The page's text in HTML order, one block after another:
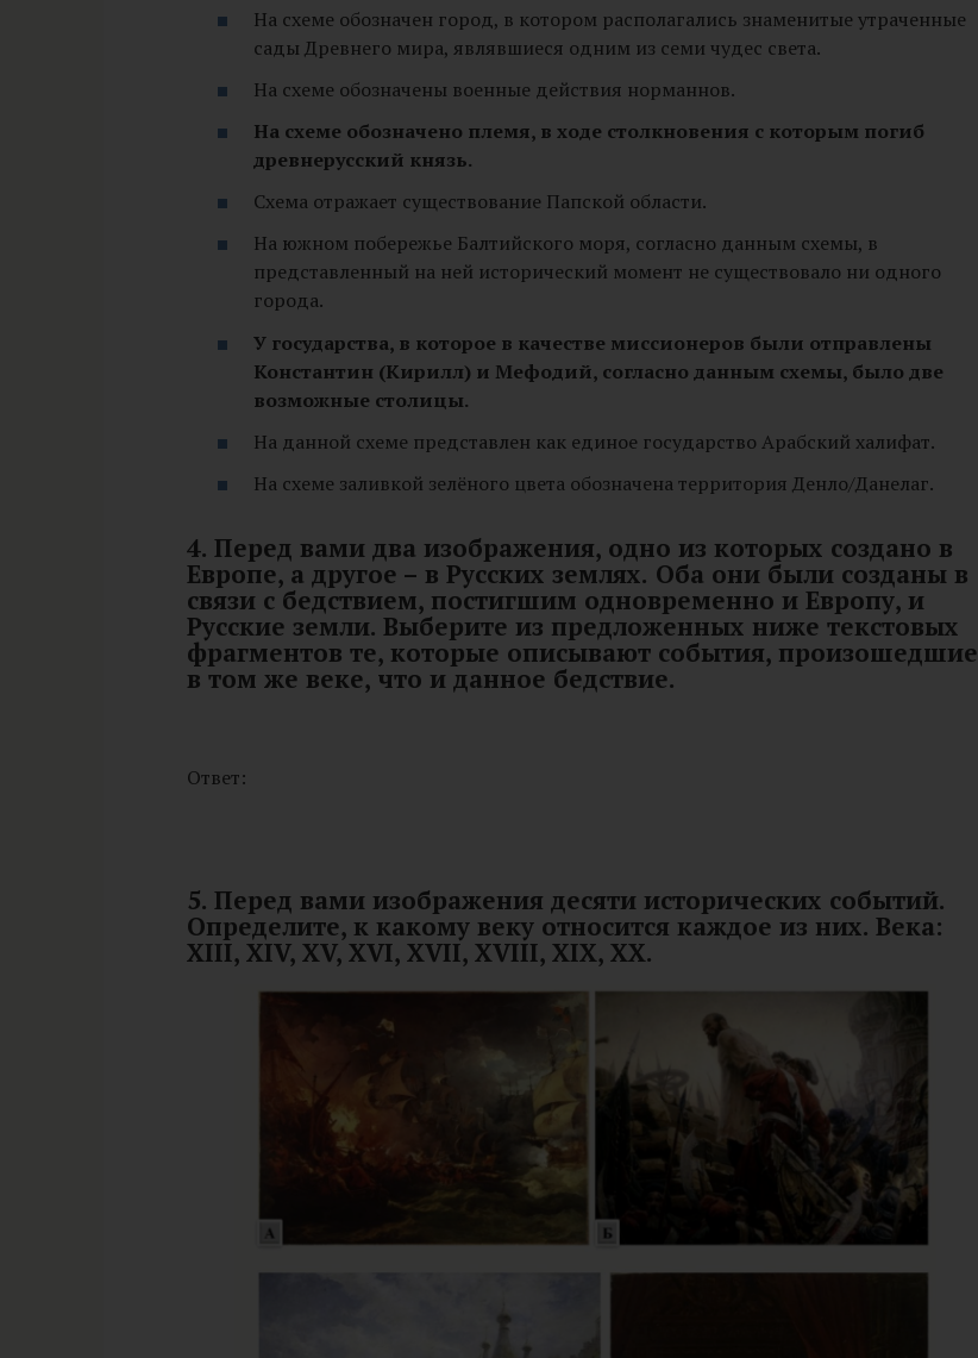
На схеме обозначен город, в котором располагались знаменитые утраченные
сады Древнего мира, являвшиеся одним из семи чудес света.
На схеме обозначены военные действия норманнов.
На схеме обозначено племя, в ходе столкновения с которым погиб
древнерусский князь.
Схема отражает существование Папской области.
На южном побережье Балтийского моря, согласно данным схемы, в
представленный на ней исторический момент не существовало ни одного
города.
У государства, в которое в качестве миссионеров были отправлены
Константин (Кирилл) и Мефодий, согласно данным схемы, было две
возможные столицы.
На данной схеме представлен как единое государство Арабский халифат.
На схеме заливкой зелёного цвета обозначена территория Денло/Данелаг.
4. Перед вами два изображения, одно из которых создано в
Европе, а другое – в Русских землях. Оба они были созданы в
связи с бедствием, постигшим одновременно и Европу, и
Русские земли. Выберите из предложенных ниже текстовых
фрагментов те, которые описывают события, произошедшие
в том же веке, что и данное бедствие.
Ответ:
5. Перед вами изображения десяти исторических событий.
Определите, к какому веку относится каждое из них. Века:
XIII, XIV, XV, XVI, XVII, XVIII, XIX, XX.